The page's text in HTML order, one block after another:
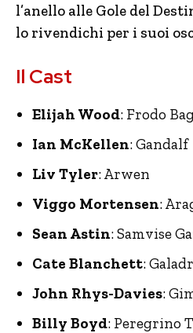
l’anello alle Gole del
lo rivendichi per i suoi
Il Cast
Elijah Wood: Frodo
Ian McKellen: Gandalf
Liv Tyler: Arwen
Viggo Mortensen:
Sean Astin: Samvise
Cate Blanchett:
John Rhys-Davies:
Billy Boyd: Peregrino